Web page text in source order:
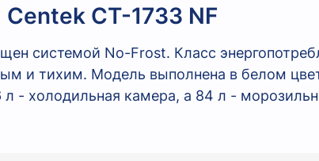
Centek CT-1733 NF
системой No-Frost. Класс
и тихим. Модель выполнена в белом
л - холодильная камера, а 84 л -